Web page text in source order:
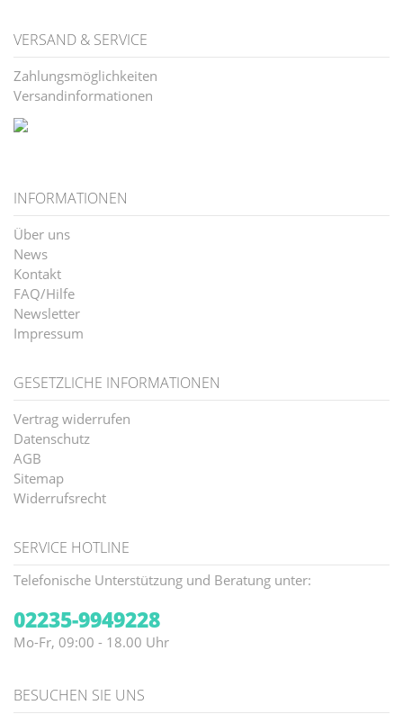
VERSAND & SERVICE
Zahlungsmöglichkeiten
Versandinformationen
INFORMATIONEN
Über uns
News
Kontakt
FAQ/Hilfe
Newsletter
Impressum
GESETZLICHE INFORMATIONEN
Vertrag widerrufen
Datenschutz
AGB
Sitemap
Widerrufsrecht
SERVICE HOTLINE
Telefonische Unterstützung und Beratung unter:
02235-9949228
Mo-Fr, 09:00 - 18.00 Uhr
BESUCHEN SIE UNS